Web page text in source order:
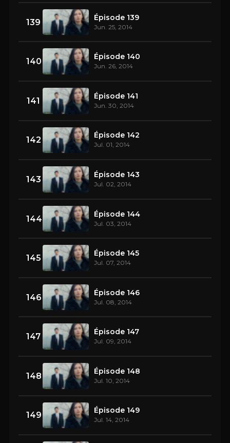
139 Épisode 139
Jun. 25, 2014
140 Épisode 140
Jun. 26, 2014
141 Épisode 141
Jun. 30, 2014
142 Épisode 142
Jul. 01, 2014
143 Épisode 143
Jul. 02, 2014
144 Épisode 144
Jul. 03, 2014
145 Épisode 145
Jul. 07, 2014
146 Épisode 146
Jul. 08, 2014
147 Épisode 147
Jul. 09, 2014
148 Épisode 148
Jul. 10, 2014
149 Épisode 149
Jul. 14, 2014